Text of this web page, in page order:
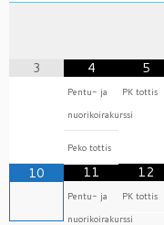
3 4
Pentu- ja
nuorikoirakurssi
Peko tottis
5
PK tottis
10 11
Pentu- ja
nuorikoirakurssi
12
PK tottis